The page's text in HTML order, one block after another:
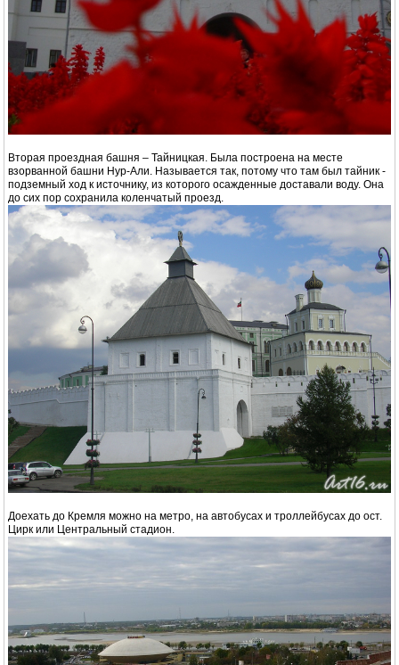
Вторая проездная башня – Тайницкая. Была построена на месте
взорванной башни Нур-Али. Называется так, потому что там был тайник -
подземный ход к источнику, из которого осажденные доставали воду. Она
до сих пор сохранила коленчатый проезд.
Доехать до Кремля можно на метро, на автобусах и троллейбусах до ост.
Цирк или Центральный стадион.